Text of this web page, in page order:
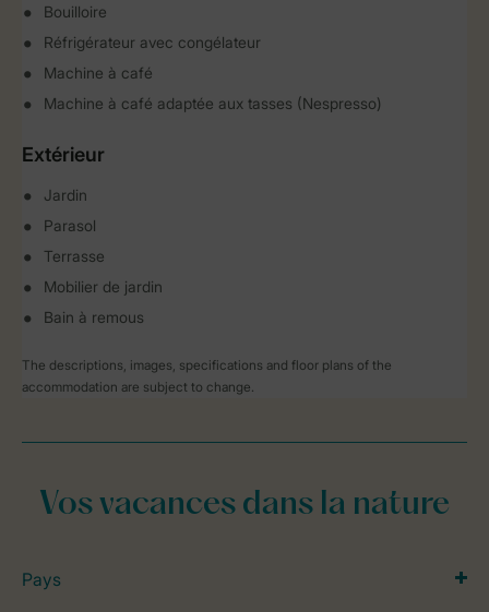
Bouilloire
Réfrigérateur avec congélateur
Machine à café
Machine à café adaptée aux tasses (Nespresso)
Extérieur
Jardin
Parasol
Terrasse
Mobilier de jardin
Bain à remous
The descriptions, images, specifications and floor plans of the
accommodation are subject to change.
Vos vacances dans la nature
Pays